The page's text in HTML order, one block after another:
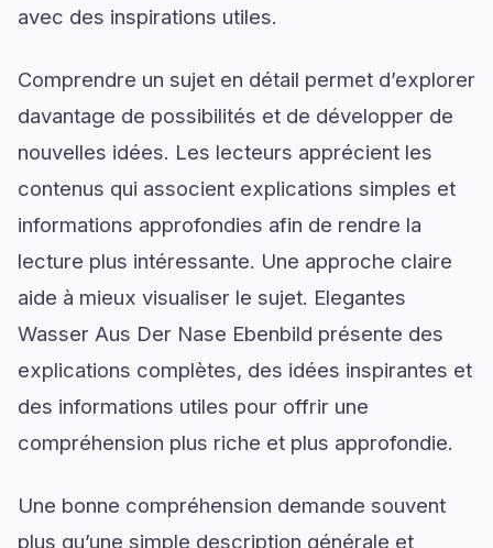
avec des inspirations utiles.
Comprendre un sujet en détail permet d’explorer
davantage de possibilités et de développer de
nouvelles idées. Les lecteurs apprécient les
contenus qui associent explications simples et
informations approfondies afin de rendre la
lecture plus intéressante. Une approche claire
aide à mieux visualiser le sujet. Elegantes
Wasser Aus Der Nase Ebenbild présente des
explications complètes, des idées inspirantes et
des informations utiles pour offrir une
compréhension plus riche et plus approfondie.
Une bonne compréhension demande souvent
plus qu’une simple description générale et